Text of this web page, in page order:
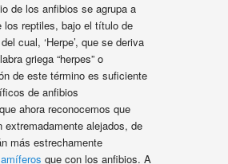
de los anfibios se agrupa a
los reptiles, bajo el título de
cual, ‘Herpe’, que se deriva
griega “herpes” o
de este término es suficiente
de anfibios
ahora reconocemos que
alejados, de
más estrechamente
que con los anfibios. A